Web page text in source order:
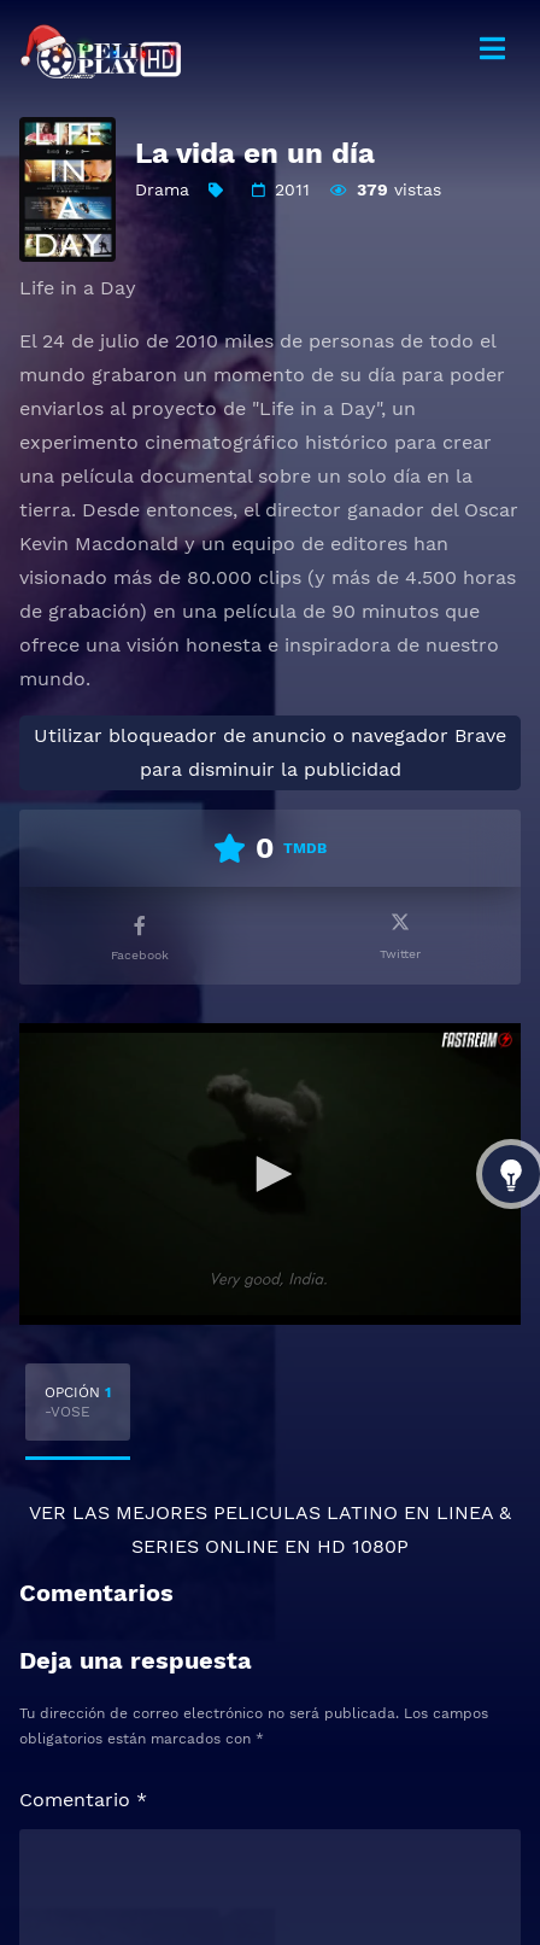
La vida en un día
Drama 2011 379 vistas
Life in a Day
El 24 de julio de 2010 miles de personas de todo el
mundo grabaron un momento de su día para poder
enviarlos al proyecto de "Life in a Day", un
experimento cinematográfico histórico para crear
una película documental sobre un solo día en la
tierra. Desde entonces, el director ganador del Oscar
Kevin Macdonald y un equipo de editores han
visionado más de 80.000 clips (y más de 4.500 horas
de grabación) en una película de 90 minutos que
ofrece una visión honesta e inspiradora de nuestro
mundo.
Utilizar bloqueador de anuncio o navegador Brave
para disminuir la publicidad
0 TMDB
Facebook Twitter
OPCIÓN 1
-VOSE
VER LAS MEJORES PELICULAS LATINO EN LINEA &
SERIES ONLINE EN HD 1080P
Comentarios
Deja una respuesta
Tu dirección de correo electrónico no será publicada. Los campos
obligatorios están marcados con *
Comentario *